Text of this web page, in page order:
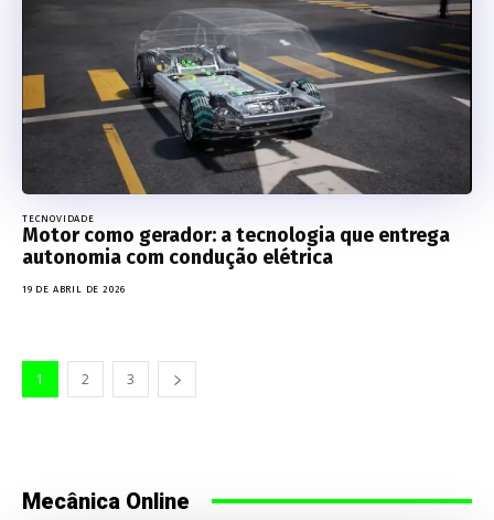
TECNOVIDADE
Motor como gerador: a tecnologia que entrega
autonomia com condução elétrica
19 DE ABRIL DE 2026
1 2 3
Mecânica Online